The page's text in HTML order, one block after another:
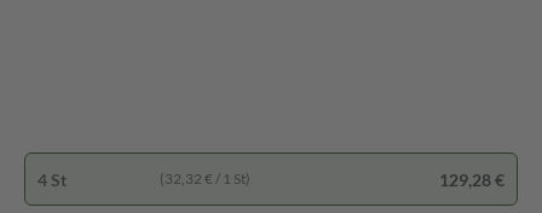
4 St (32,32 € / 1 St) 129,28 €